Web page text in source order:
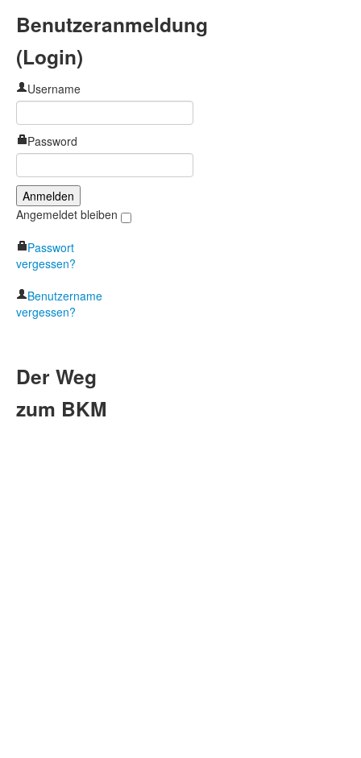
Benutzeranmeldung
(Login)
Username
Password
Angemeldet bleiben
Passwort
vergessen?
Benutzername
vergessen?
Der Weg
zum BKM